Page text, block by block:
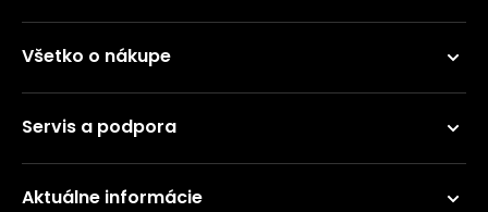
Všetko o nákupe
Servis a podpora
Aktuálne informácie